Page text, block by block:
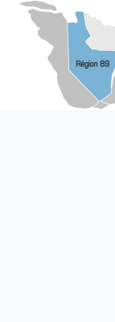
Aller
contenu